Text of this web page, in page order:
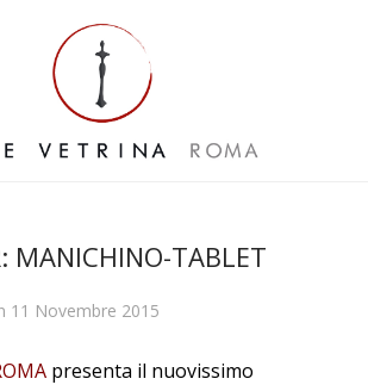
MANICHINO-TABLET
11 Novembre 2015
presenta il nuovissimo